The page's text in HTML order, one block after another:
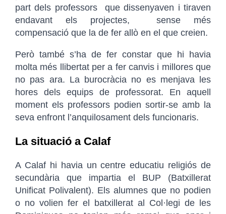
part dels professors que dissenyaven i tiraven
endavant els projectes, sense més
compensació que la de fer allò en el que creien.
Però també s’ha de fer constar que hi havia
molta més llibertat per a fer canvis i millores que
no pas ara. La burocràcia no es menjava les
hores dels equips de professorat. En aquell
moment els professors podien sortir-se amb la
seva enfront l’anquilosament dels funcionaris.
La situació a Calaf
A Calaf hi havia un centre educatiu religiós de
secundària que impartia el BUP (Batxillerat
Unificat Polivalent). Els alumnes que no podien
o no volien fer el batxillerat al Col·legi de les